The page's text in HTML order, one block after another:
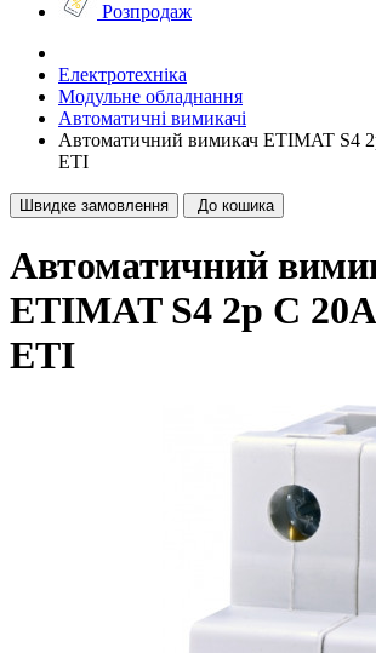
Розпродаж
Електротехніка
Модульне обладнання
Автоматичні вимикачі
Автоматичний вимикач ETIMAT S4
ETI
Швидке замовлення До кошика
Автоматичний
ETIMAT S4 2p C
ETI